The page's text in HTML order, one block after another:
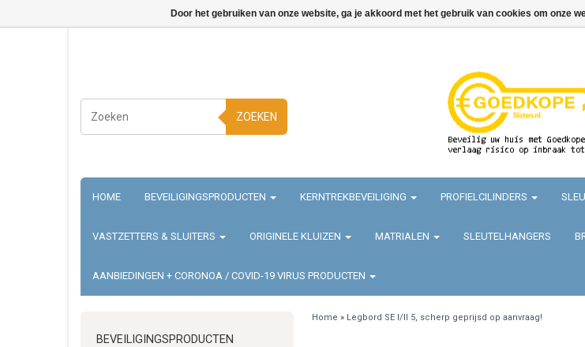
ZOEKEN
HOME BEVEILIGINGSPRODUCTEN KERNTREKBEVEILIGING PROFIELCILINDERS
VASTZETTERS & SLUITERS ORIGINELE KLUIZEN MATRIALEN SLEUTELHANGERS
AANBIEDINGEN + CORONOA / COVID-19 VIRUS PRODUCTEN
BEVEILIGINGSPRODUCTEN
Home » Legbord SE I/II 5, scherp geprijsd op aanvraag!
Door het gebruiken van onze website, ga je akkoord met het gebruik van cookies om onze